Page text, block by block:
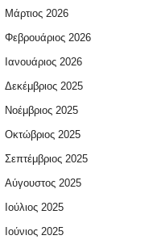
Μάρτιος 2026
Φεβρουάριος 2026
Ιανουάριος 2026
Δεκέμβριος 2025
Νοέμβριος 2025
Οκτώβριος 2025
Σεπτέμβριος 2025
Αύγουστος 2025
Ιούλιος 2025
Ιούνιος 2025